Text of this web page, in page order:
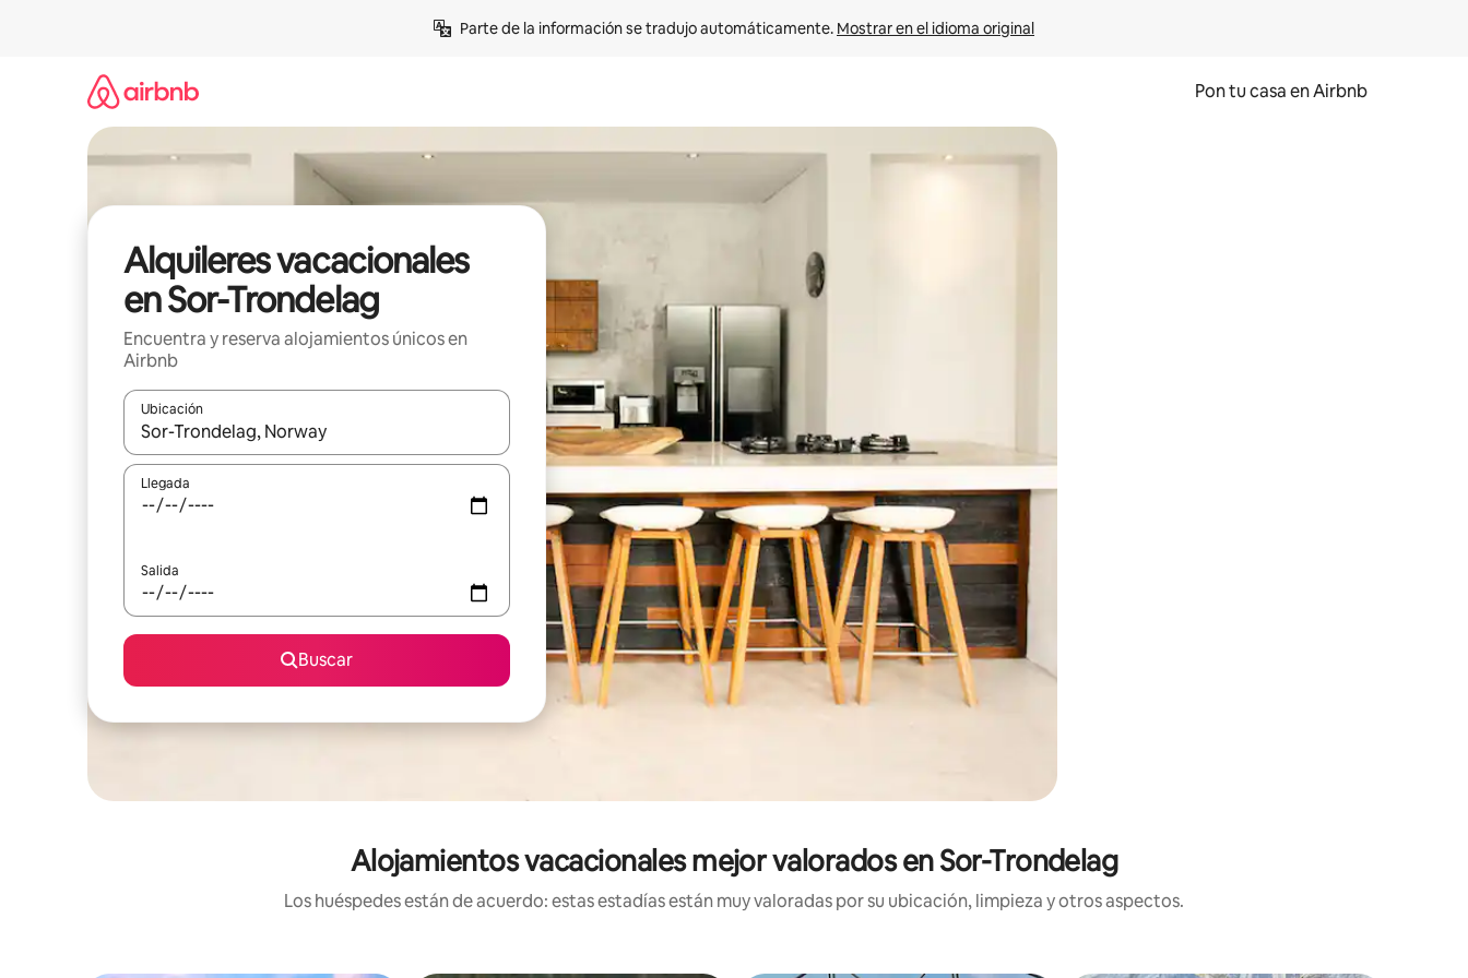
Parte de la información se tradujo automáticamente. Mostrar en el idioma original
Pon tu casa en Airbnb
Alquileres vacacionales
en Sor-Trondelag
Encuentra y reserva alojamientos únicos en
Airbnb
Ubicación
Cuando los resultados estén disponibles, navega con las teclas de flecha hacia arriba y hacia abajo o explora con el tacto o desliza el dedo.
Llegada
Salida
Buscar
Alojamientos vacacionales mejor valorados en Sor-Trondelag
Los huéspedes están de acuerdo: estas estadías están muy valoradas por su ubicación, limpieza y otros aspectos.